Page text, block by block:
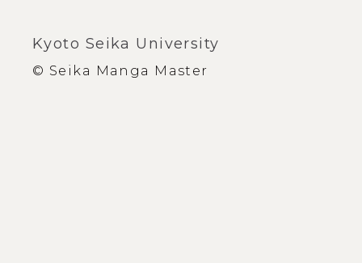
Kyoto Seika University
© Seika Manga Master